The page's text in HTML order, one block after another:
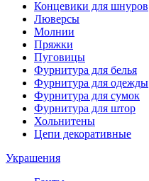
Концевики для шнуров
Люверсы
Молнии
Пряжки
Пуговицы
Фурнитура для белья
Фурнитура для одежды
Фурнитура для сумок
Фурнитура для штор
Хольнитены
Цепи декоративные
Украшения